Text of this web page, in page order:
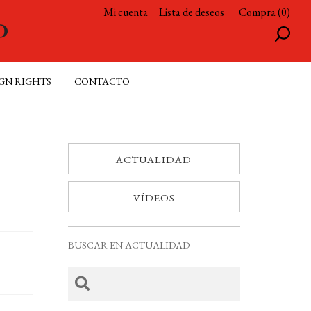
Mi cuenta Lista de deseos Compra (0)
RIGHTS CONTACTO
ACTUALIDAD
VÍDEOS
BUSCAR EN ACTUALIDAD